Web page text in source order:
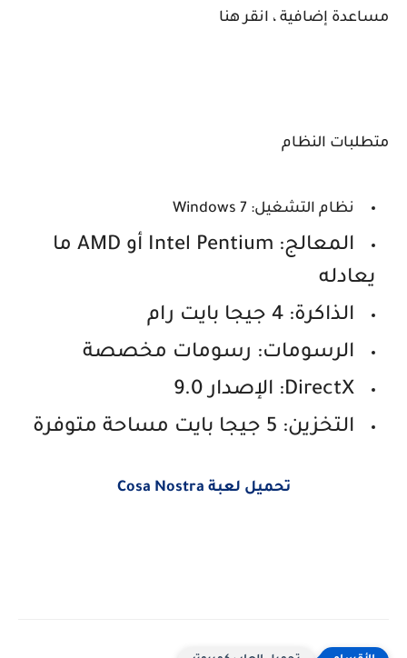
مساعدة إضافية ، انقر هنا
متطلبات النظام
نظام التشغيل: Windows 7
المعالج: Intel Pentium أو AMD ما
يعادله
الذاكرة: 4 جيجا بايت رام
الرسومات: رسومات مخصصة
DirectX: الإصدار 9.0
التخزين: 5 جيجا بايت مساحة متوفرة
تحميل لعبة Cosa Nostra